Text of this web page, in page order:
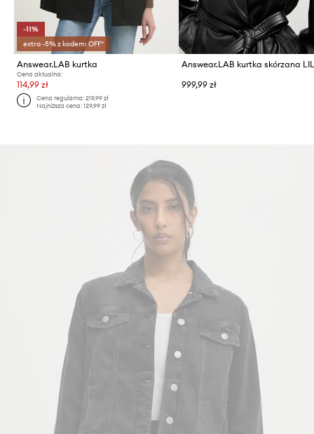
-11%
extra -5% z kodem: OFF*
Answear.LAB kurtka
Cena aktualna:
114,99 zł
Cena regularna:219,99 zł
Najniższa cena:129,99 zł
Answear.LAB kurtka skórzana
999,99 zł